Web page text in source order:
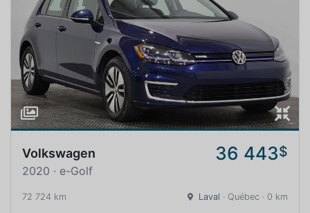
Volkswagen 36 443$
2020 · e-Golf
72 724 km Laval · Québec · 0 km